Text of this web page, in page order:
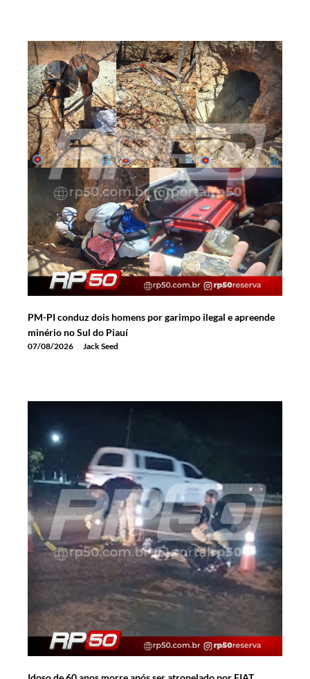
PM-PI conduz dois homens por garimpo ilegal e apreende
minério no Sul do Piauí
07/08/2026 Jack Seed